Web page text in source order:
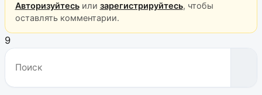
Авторизуйтесьили зарегистрируйтесь, чтобы
оставлять комментарии.
9